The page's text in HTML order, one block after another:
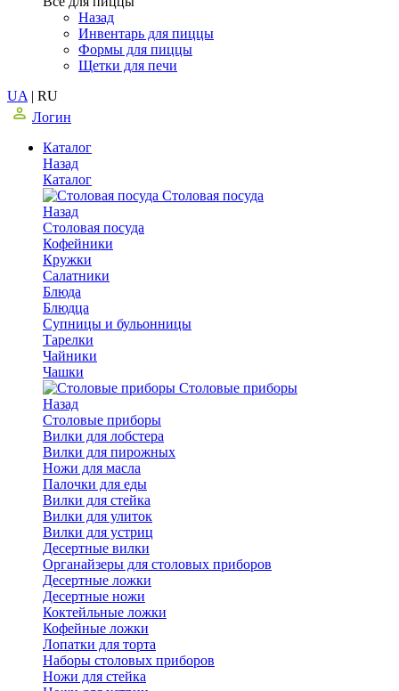
Назад
Инвентарь для пиццы
Формы для пиццы
Щетки для печи
UA | RU
Логин
Каталог
Назад
Каталог
Столовая посуда
Назад
Столовая посуда
Кофейники
Кружки
Салатники
Блюда
Блюдца
Супницы и бульонницы
Тарелки
Чайники
Чашки
Cтоловые приборы
Назад
Cтоловые приборы
Вилки для лобстера
Вилки для пирожных
Ножи для масла
Палочки для еды
Вилки для стейка
Вилки для улиток
Вилки для устриц
Десертные вилки
Органайзеры для столовых приборов
Десертные ложки
Десертные ножи
Коктейльные ложки
Кофейные ложки
Лопатки для торта
Наборы столовых приборов
Ножи для стейка